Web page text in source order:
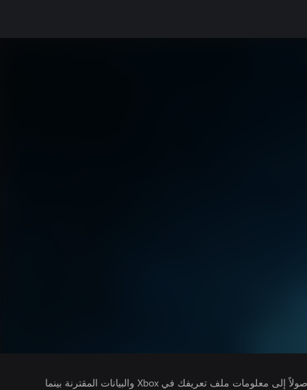
يتلقى ناشرو الألعاب التي تقوم بتشغيلها وصولاً إلى معلومات ملف تعريفك في Xbox والبيانات المقترنة بينما